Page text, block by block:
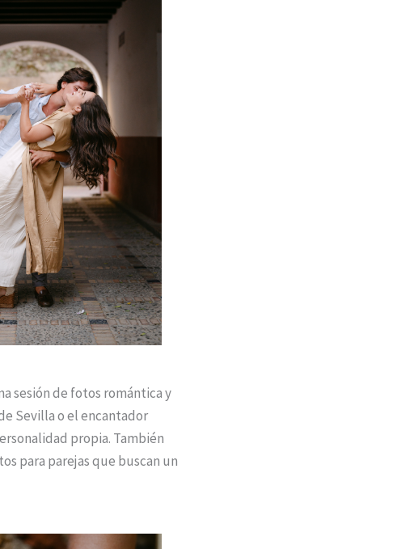
sesión de fotos romántica y
Sevilla o el encantador
propia. También
para parejas que buscan un